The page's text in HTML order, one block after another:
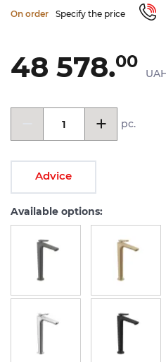
On order Specify the price
48 578.00
pc.
Advice
Available options: